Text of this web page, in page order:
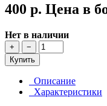
400 р. Цена в
Нет в наличии
+
−
Купить
Описание
Характеристики